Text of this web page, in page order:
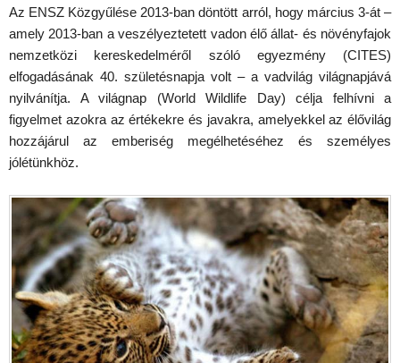
Az ENSZ Közgyűlése 2013-ban döntött arról, hogy március 3-át –
amely 2013-ban a veszélyeztetett vadon élő állat- és növényfajok
nemzetközi kereskedelméről szóló egyezmény (CITES)
elfogadásának 40. születésnapja volt – a vadvilág világnapjává
nyilvánítja. A világnap (World Wildlife Day) célja felhívni a
figyelmet azokra az értékekre és javakra, amelyekkel az élővilág
hozzájárul az emberiség megélhetéséhez és személyes
jólétünkhöz.